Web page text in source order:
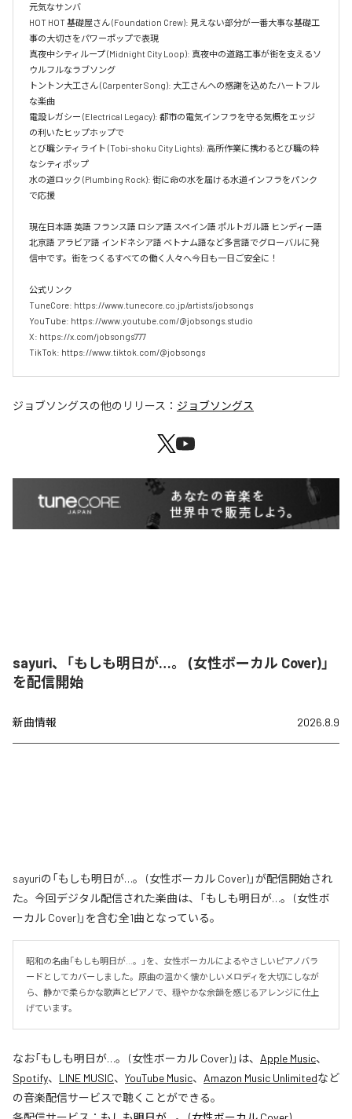
元気なサンバ
HOT HOT 基礎屋さん (Foundation Crew): 見えない部分が一番大事な基礎工
事の大切さをパワーポップで表現
真夜中シティループ (Midnight City Loop): 真夜中の道路工事が街を支えるソ
ウルフルなラブソング
トントン大工さん (Carpenter Song): 大工さんへの感謝を込めたハートフル
な楽曲
電設レガシー (Electrical Legacy): 都市の電気インフラを守る気概をエッジ
の利いたヒップホップで
とび職シティライト (Tobi-shoku City Lights): 高所作業に携わるとび職の粋
なシティポップ
水の道ロック (Plumbing Rock): 街に命の水を届ける水道インフラをパンク
で応援
現在日本語 英語 フランス語 ロシア語 スペイン語 ポルトガル語 ヒンディー語
北京語 アラビア語 インドネシア語 ベトナム語など多言語でグローバルに発
信中です。街をつくるすべての働く人々へ今日も一日ご安全に！
公式リンク
TuneCore: https://www.tunecore.co.jp/artists/jobsongs
YouTube: https://www.youtube.com/@jobsongs.studio
X: https://x.com/jobsongs777
TikTok: https://www.tiktok.com/@jobsongs
ジョブソングスの他のリリース： ジョブソングス
sayuri、「もしも明日が…。 (女性ボーカル Cover)」
を配信開始
新曲情報 2026.8.9
sayuriの「もしも明日が…。 (女性ボーカル Cover)」が配信開始され
た。今回デジタル配信された楽曲は、「もしも明日が…。 (女性ボ
ーカル Cover)」を含む全1曲となっている。
昭和の名曲「もしも明日が…。」を、女性ボーカルによるやさしいピアノバラ
ードとしてカバーしました。原曲の温かく懐かしいメロディを大切にしなが
ら、静かで柔らかな歌声とピアノで、穏やかな余韻を感じるアレンジに仕上
げています。
なお「もしも明日が…。 (女性ボーカル Cover)」は、 Apple Music、
Spotify、 LINE MUSIC、 YouTube Music、 Amazon Music Unlimitedなど
の音楽配信サービスで聴くことができる。